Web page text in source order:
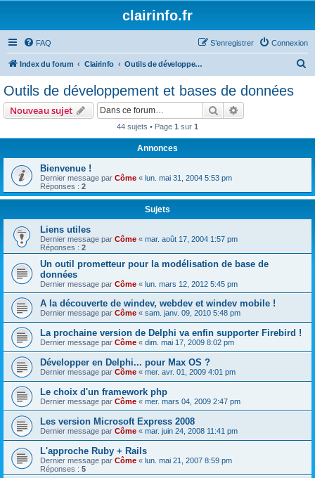
clairinfo.fr
FAQ Connexion
S’enregistrer
Index du forum Clairinfo Outils de développement et bases de données
e
Outils de développement et bases de données
Nouveau sujet Rechercher
44 sujets • Page 1 sur 1
Annonces
Bienvenue !
Dernier message par Côme « lun. mai 31, 2004 5:53 pm
Réponses : 2
Sujets
Liens utiles
Dernier message par Côme « mar. août 17, 2004 1:57 pm
Réponses : 2
Un outil prometteur pour la modélisation de base de
données
Dernier message par Côme « lun. mars 12, 2012 5:45 pm
A la découverte de windev, webdev et windev mobile !
Dernier message par Côme « sam. janv. 09, 2010 5:48 pm
La prochaine version de Delphi va enfin supporter Firebird !
Dernier message par Côme « dim. mai 17, 2009 8:02 pm
Développer en Delphi... pour Max OS ?
Dernier message par Côme « mer. avr. 01, 2009 4:01 pm
Le choix d'un framework php
Dernier message par Côme « mer. mars 04, 2009 2:47 pm
Les version Microsoft Express 2008
Dernier message par Côme « mar. juin 24, 2008 11:41 pm
L'approche Ruby + Rails
Dernier message par Côme « lun. mai 21, 2007 8:59 pm
Réponses : 5